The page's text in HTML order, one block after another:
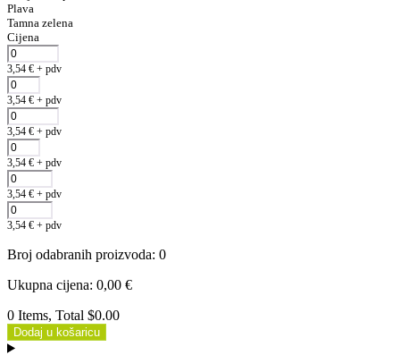
Plava
Tamna zelena
Cijena
3,54 € + pdv
3,54 € + pdv
3,54 € + pdv
3,54 € + pdv
3,54 € + pdv
3,54 € + pdv
Broj odabranih proizvoda: 0
Ukupna cijena: 0,00 €
0 Items, Total $0.00
Dodaj u košaricu